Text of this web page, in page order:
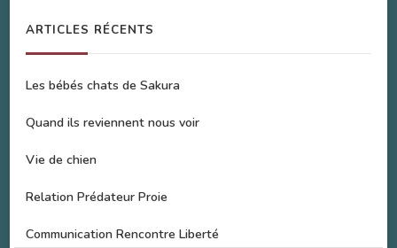
ARTICLES RÉCENTS
Les bébés chats de Sakura
Quand ils reviennent nous voir
Vie de chien
Relation Prédateur Proie
Communication Rencontre Liberté